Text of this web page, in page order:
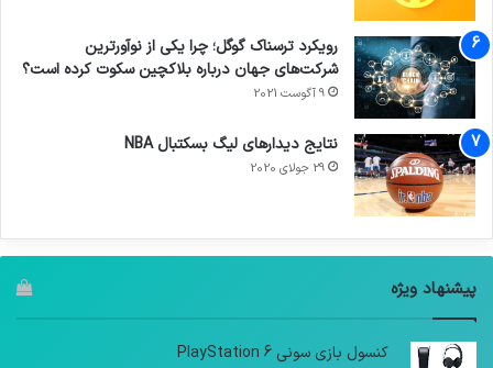
رویکرد ترسناک گوگل؛ چرا یکی از نوآورترین
شرکت‌های جهان درباره بلاکچین سکوت کرده است؟
9 آگوست 2021
نتایج دیدار‌های لیگ بسکتبال NBA
29 جولای 2020
پیشنهاد ویژه
کنسول بازی سونی PlayStation 6